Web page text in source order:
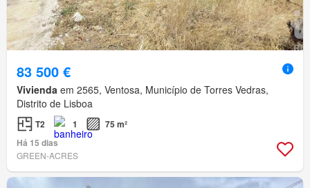
83 500 €
Vivienda em 2565, Ventosa, Município de Torres Vedras,
Distrito de Lisboa
T2 1
75 m²
Há 15 dias
GREEN-ACRES